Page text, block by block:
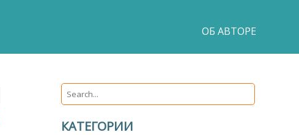
ОБ АВТОРЕ
КАТЕГОРИИ